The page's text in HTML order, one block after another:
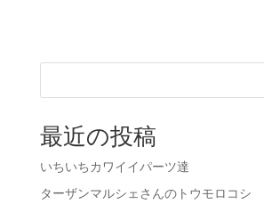
最近の投稿
いちいちカワイイパーツ達
ターザンマルシェさんのトウモロコシ